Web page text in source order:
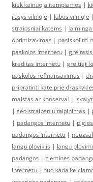
kiek kainuoja itempiamos |
rusys vilniuje | lubos vilniuje |
straipsniai katems |
optimizavimas | pasiskolinti
paskolos internetu |
kreditas internetu | greitieji
paskolos refinansavimas |
pripratinti kate prie
maistas ar konservai |
| seo straipsniu talpinimas |
| padangos internetu |
padangos internetu |
langu ploviklis | langu
padangos | ziemines
internetu | nuo kada